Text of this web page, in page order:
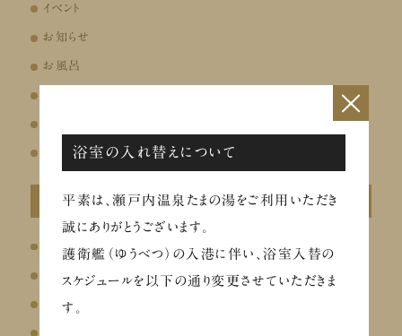
イベント
お知らせ
お風呂
その他
最近の投稿
温泉総選挙2026にエントリーしました
ととのう夏のチャージフェア（8/26～29）
イベントのお知らせ
×
浴室の入れ替えについて
平素は、瀬戸内温泉たまの湯をご利用いただき
誠にありがとうございます。
護衛艦（ゆうべつ）の入港に伴い、浴室入替の
スケジュールを以下の通り変更させていただきま
す。